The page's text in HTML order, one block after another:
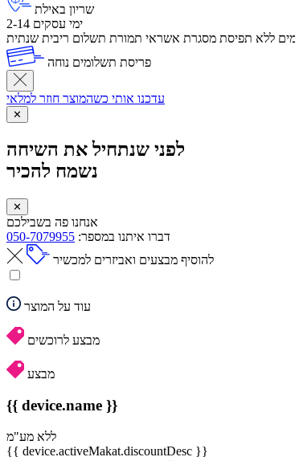
שריון באילת
2-14 ימי עסקים
פריסת תשלומים נוחה
עדכנו אותי כשהמוצר חוזר למלאי
✕
לפני שנתחיל את השיחה
נשמח להכיר
✕
אנחנו פה בשבילכם
דברו איתנו במספר: 050-7079955
להוסיף מבצעים ואביזרים למכשיר
עוד על המוצר
מבצע לרוכשים
מבצע
{{ device.name }}
ללא מע"מ
{{ device.activeMakat.discountDesc }}